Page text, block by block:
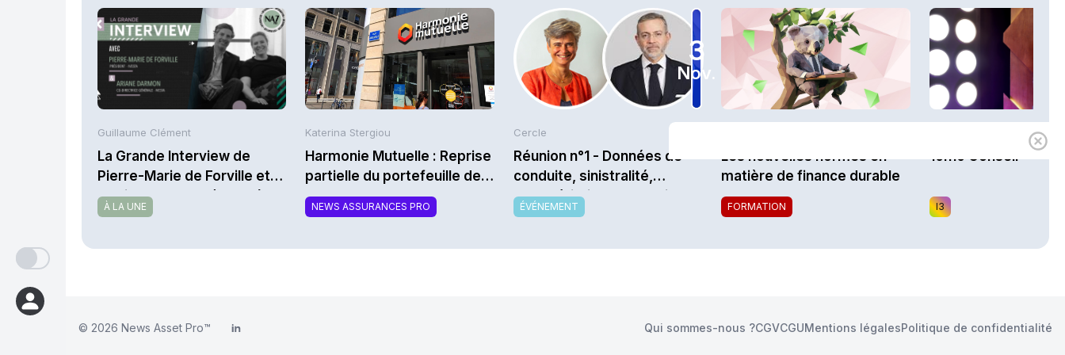
Guillaume Clément
La Grande Interview de
Pierre-Marie de Forville et
d’Ariane Darmon (Ivesta)
À LA UNE
Katerina Stergiou
Harmonie Mutuelle : Reprise
partielle du portefeuille de
la MTCAT
NEWS ASSURANCES PRO
3
Nov.
Cercle
Réunion n°1 - Données de
conduite, sinistralité,
caractéristiques techniques
: Quelle data auto et pour
ÉVÉNEMENT
Les nouvelles normes en
matière de finance durable
FORMATION
10h10 Conseil
I3
© 2026 News Asset Pro™ LinkedIn Qui sommes-nous ?CGVCGUMentions légalesPolitique de confidentialité